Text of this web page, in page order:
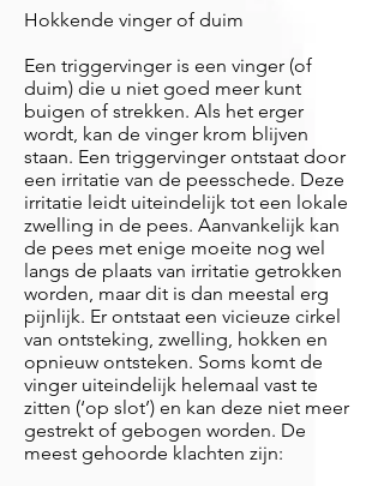
Hokkende vinger of duim
Een triggervinger is een vinger (of
duim) die u niet goed meer kunt
buigen of strekken. Als het erger
wordt, kan de vinger krom blijven
staan. Een triggervinger ontstaat door
een irritatie van de peesschede. Deze
irritatie leidt uiteindelijk tot een lokale
zwelling in de pees. Aanvankelijk kan
de pees met enige moeite nog wel
langs de plaats van irritatie getrokken
worden, maar dit is dan meestal erg
pijnlijk. Er ontstaat een vicieuze cirkel
van ontsteking, zwelling, hokken en
opnieuw ontsteken. Soms komt de
vinger uiteindelijk helemaal vast te
zitten (‘op slot’) en kan deze niet meer
gestrekt of gebogen worden. De
meest gehoorde klachten zijn: